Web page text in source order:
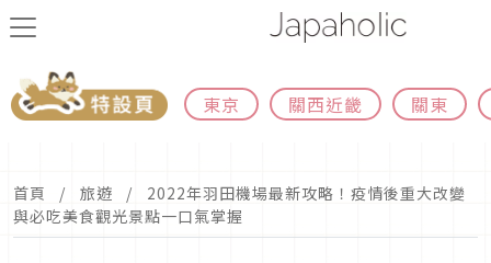
東京 關西近畿 關東
首頁 旅遊
2022年羽田機場最新攻略！疫情後重大改變
與必吃美食觀光景點一口氣掌握